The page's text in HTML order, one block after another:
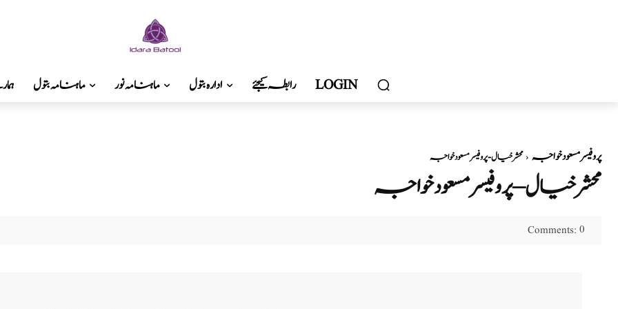
ماہنامہ بتول ماہنامہ نور ادارہ بتول رابطہ کیجئے LOGIN
پروفیسر مسعود خواجہ محشر خیال - پروفیسر مسعود خواجہ
محشر خیال – پروفیسر مسعود خواجہ
Comments: 0